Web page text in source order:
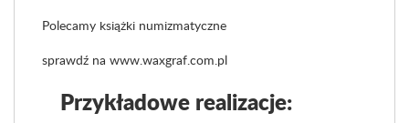
Polecamy książki numizmatyczne
sprawdź na www.waxgraf.com.pl
Przykładowe realizacje: